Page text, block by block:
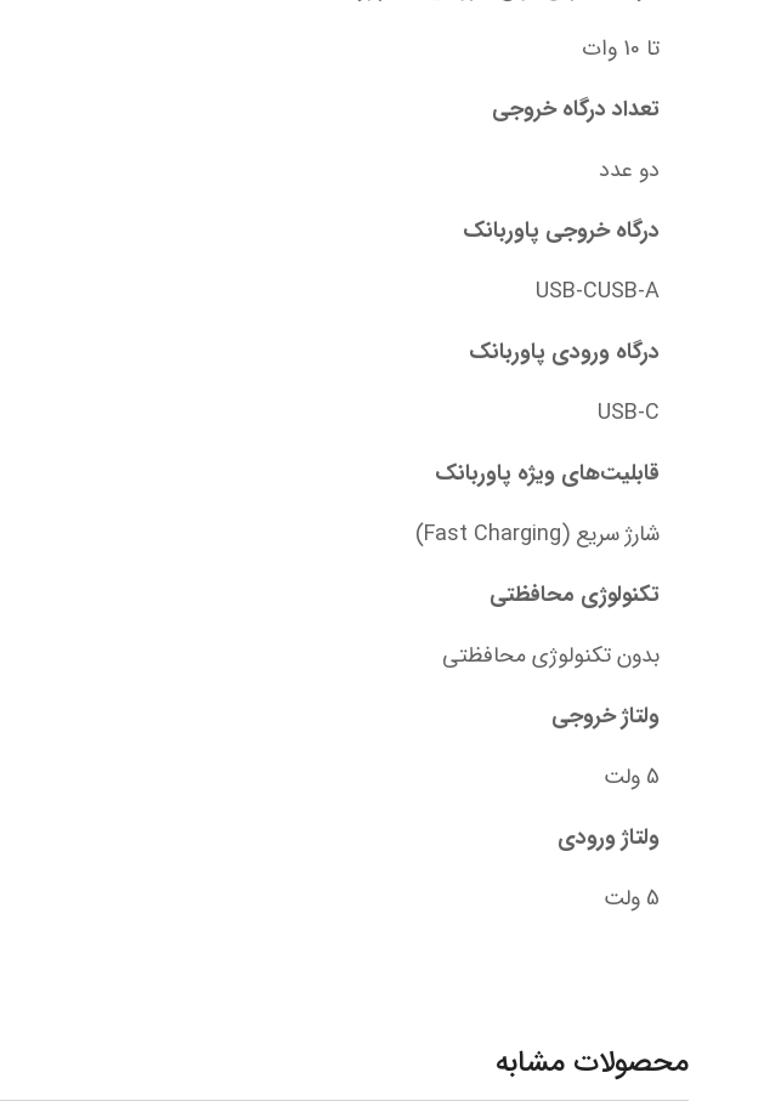
تا 10 وات
تعداد درگاه خروجی
دو عدد
درگاه خروجی پاوربانک
USB-CUSB-A
درگاه ورودی پاوربانک
USB-C
قابلیت‌های ویژه پاوربانک
شارژ سریع (Fast Charging)
تکنولوژی محافظتی
بدون تکنولوژی محافظتی
ولتاژ خروجی
5 ولت
ولتاژ ورودی
5 ولت
محصولات مشابه